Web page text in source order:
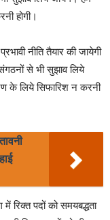
होगी।
नीति तैयार की जायेगी
से भी सुझाव लिये
के लिये सिफारिश न करनी
में रिक्त पदों को समयबद्धता